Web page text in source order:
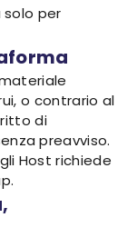
solo per
o contrario al
di
preavviso.
Host richiede